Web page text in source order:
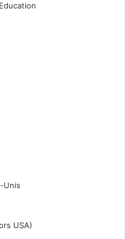
Unis
USA)